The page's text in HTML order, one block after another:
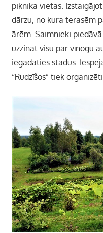
piknika vietas.
dārzu, no kura terasēm
ārēm. Saimnieki
uzzināt visu par vīnogu
iegādāties stādus.
“Rudzīšos” tiek